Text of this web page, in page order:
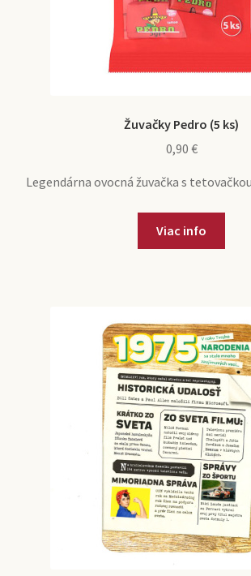
Žuvačky Pedro (5 ks)
0,90 €
Legendárna ovocná žuvačka s
Viac info